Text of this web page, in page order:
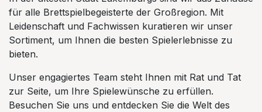
für alle Brettspielbegeisterte der Großregion. Mit
Leidenschaft und Fachwissen kuratieren wir unser
Sortiment, um Ihnen die besten Spielerlebnisse zu
bieten.
Unser engagiertes Team steht Ihnen mit Rat und Tat
zur Seite, um Ihre Spielewünsche zu erfüllen.
Besuchen Sie uns und entdecken Sie die Welt des